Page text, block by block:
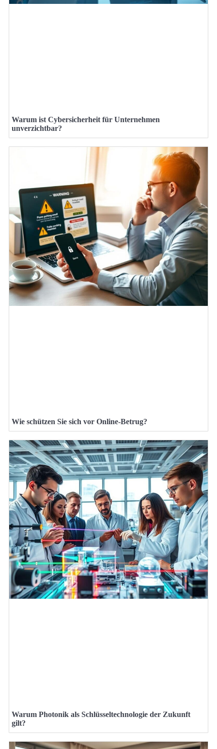
Warum ist Cybersicherheit für Unternehmen
unverzichtbar?
Wie schützen Sie sich vor Online-Betrug?
Warum Photonik als Schlüsseltechnologie der Zukunft
gilt?